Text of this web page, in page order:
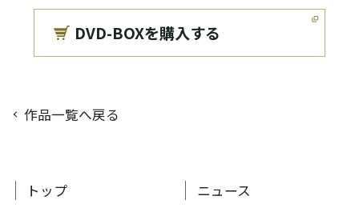
DVD-BOXを購入する
作品一覧へ戻る
トップ ニュース